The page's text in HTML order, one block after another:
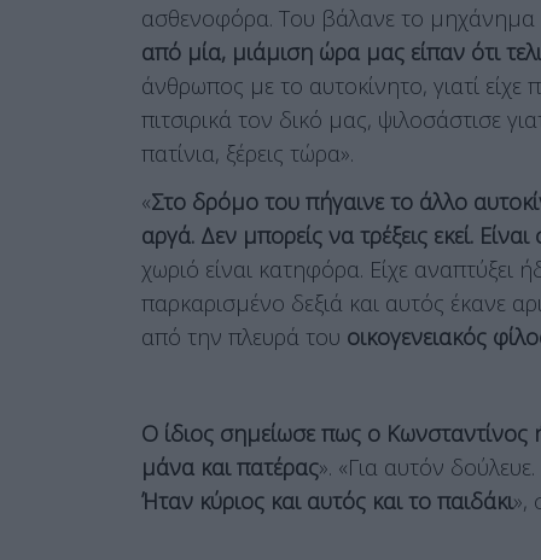
ασθενοφόρα. Του βάλανε το μηχάνημα
από μία, μιάμιση ώρα μας είπαν ότι
άνθρωπος με το αυτοκίνητο, γιατί
πιτσιρικά τον δικό μας, ψιλοσάστισε
πατίνια, ξέρεις τώρα».
«Στο δρόμο του πήγαινε το άλλο
αργά. Δεν μπορείς να τρέξεις εκεί.
χωριό είναι κατηφόρα. Είχε αναπτύξει
παρκαρισμένο δεξιά και αυτός έκανε
από την πλευρά του οικογενειακός
Ο ίδιος σημείωσε πως ο Κωνσταντίνος
μάνα και πατέρας». «Για αυτόν
Ήταν κύριος και αυτός και το παιδάκι»,